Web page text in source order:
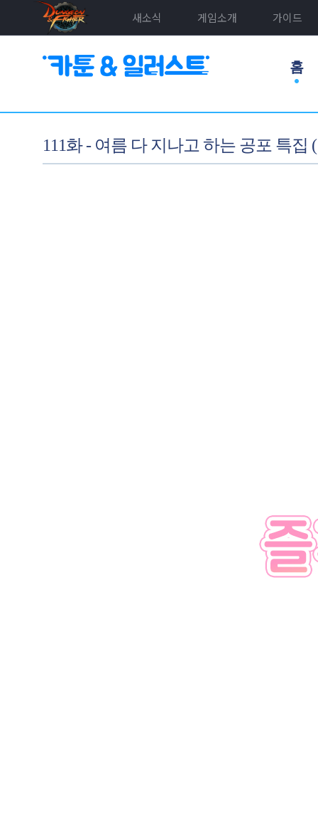
새소식 게임소개 가이드
홈
111화 - 여름 다 지나고 하는 공포 특집